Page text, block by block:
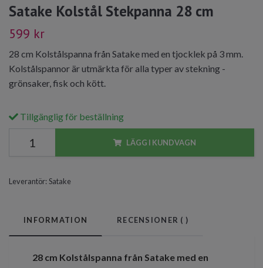
Satake Kolstål Stekpanna 28 cm
599 kr
28 cm Kolstålspanna från Satake med en tjocklek på 3 mm.
Kolstålspannor är utmärkta för alla typer av stekning -
grönsaker, fisk och kött.
Tillgänglig för beställning
LÄGG I KUNDVAGN
Leverantör:Satake
INFORMATION RECENSIONER ( )
28 cm Kolstålspanna från Satake med en